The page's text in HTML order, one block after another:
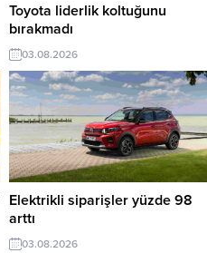
Toyota liderlik koltuğunu
bırakmadı
03.08.2026
Elektrikli siparişler yüzde 98
arttı
03.08.2026